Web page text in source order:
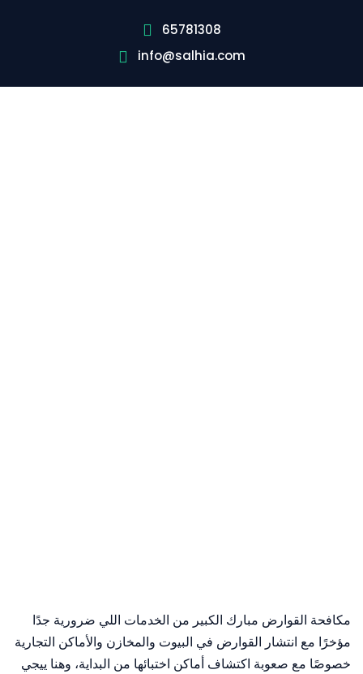
65781308
info@salhia.com
مكافحة القوارض مبارك الكبير من الخدمات اللي ضرورية جدًا
مؤخرًا مع انتشار القوارض في البيوت والمخازن والأماكن التجارية
خصوصًا مع صعوبة اكتشاف أماكن اختبائها من البداية، وهنا ييجي